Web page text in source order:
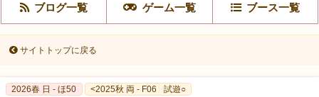
ブログ一覧 ゲーム一覧 ブース一覧
サイトトップに戻る
2026春 日 - ほ50 <2025秋 両 - F06 試遊○